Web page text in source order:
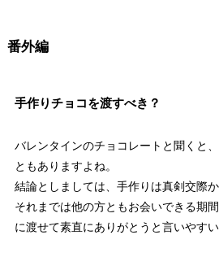
番外編
手作りチョコを渡すべき？
バレンタインのチョコレートと聞くと
ともありますよね。
結論としましては、手作りは真剣交際か
それまでは他の方ともお会いできる期
に渡せて素直にありがとうと言いやす